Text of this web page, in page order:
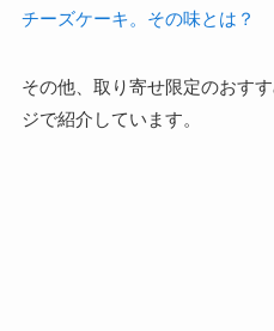
チーズケーキ。その味とは？
その他、取り寄せ限定のおす
ジで紹介しています。